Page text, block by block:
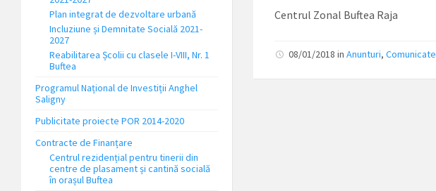
Centrul Zonal Buftea Raja
08/01/2018 in Anunturi, Comunicate
Plan integrat de dezvoltare urbană
Incluziune și Demnitate Socială 2021-
2027
Reabilitarea Școlii cu clasele I-VIII, Nr. 1
Buftea
Programul Național de Investiții Anghel
Saligny
Publicitate proiecte POR 2014-2020
Contracte de Finanțare
Centrul rezidențial pentru tinerii din
centre de plasament și cantină socială
în orașul Buftea